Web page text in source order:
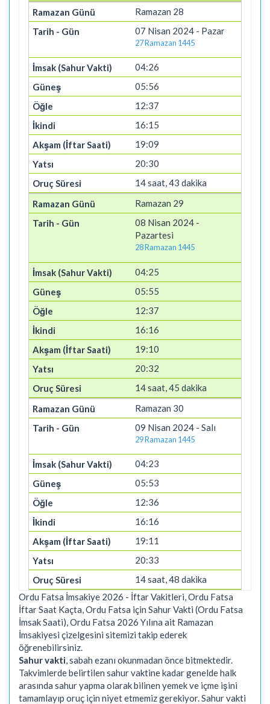
Ramazan 28
07 Nisan 2024 - Pazar
27 Ramazan 1445
04:26
05:56
12:37
16:15
19:09
20:30
14 saat, 43 dakika
Ramazan 29
08 Nisan 2024 -
Pazartesi
28 Ramazan 1445
04:25
05:55
12:37
16:16
19:10
20:32
14 saat, 45 dakika
Ramazan 30
09 Nisan 2024 - Salı
29 Ramazan 1445
04:23
05:53
12:36
16:16
19:11
20:33
14 saat, 48 dakika
Ordu Fatsa İmsakiye 2026 - İftar Vakitleri, Ordu Fatsa
İftar Saat Kaçta, Ordu Fatsa için Sahur Vakti (Ordu Fatsa
İmsak Saati), Ordu Fatsa 2026 Yılına ait Ramazan
İmsakiyesi çizelgesini sitemizi takip ederek
öğrenebilirsiniz.
Sahur vakti, sabah ezanı okunmadan önce bitmektedir.
Takvimlerde belirtilen sahur vaktine kadar genelde halk
arasında sahur yapma olarak bilinen yemek ve içme işini
tamamlayıp oruç için niyet etmemiz gerekiyor. Sahur vakti